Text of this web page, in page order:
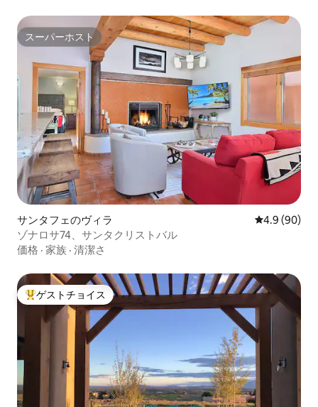
スーパーホスト
スーパーホスト
サンタフェのヴィラ レビュー90
4.9 (90)
ゾナロサ74、サンタクリストバル
価格 · 家族 · 清潔さ
大好評のゲストチョイスです。
ゲストチョイス